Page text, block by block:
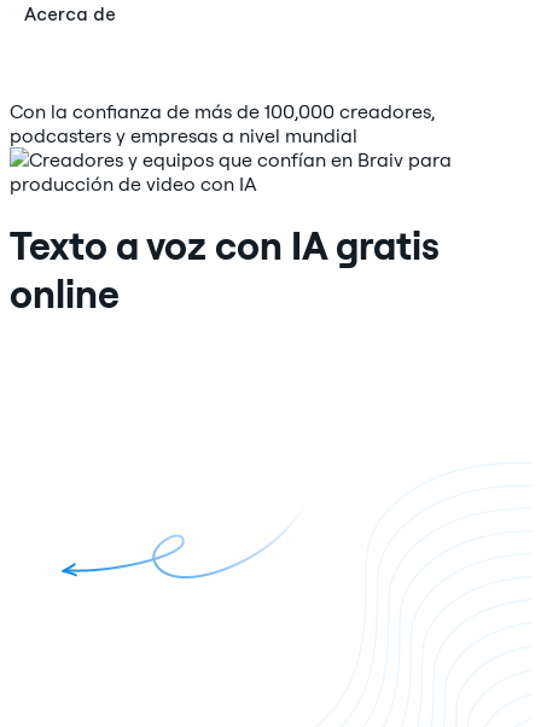
Acerca de
Con la confianza de más de 100,000 creadores,
podcasters y empresas a nivel mundial
Texto a voz con IA gratis
online